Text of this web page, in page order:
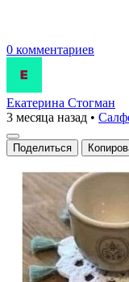
0 комментариев
Екатерина Стогман
3 месяца назад •
Поделиться